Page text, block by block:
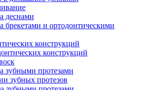
деснами
брекетами и ортодонтическими
конструкций
конструкций
зубными протезами
зубных протезов